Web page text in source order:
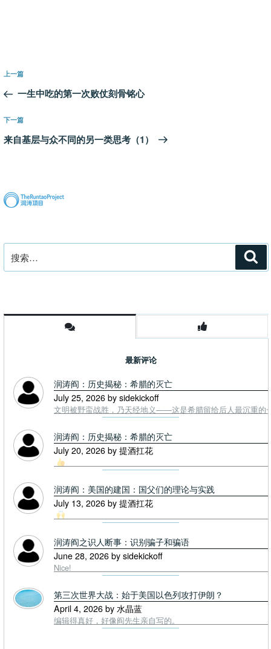
文
导
航
上
一
文
章
上一篇
一生中吃的第一次败仗刻骨铭心
下
一
下一篇
来自基层与众不同的另一类思考（1）
索：
最新评论
润涛阎：历史揭秘：希腊的灭亡
July 25, 2026 by sidekickoff
文明被野蛮战胜，乃天经地义——这是希腊留给后人最沉重的
润涛阎：历史揭秘：希腊的灭亡
July 20, 2026 by 提酒扛花
润涛阎：美国的建国：国父们的理论与实践
July 13, 2026 by 提酒扛花
润涛阎之识人断事：识别骗子和骗语
June 28, 2026 by sidekickoff
Nice!
第三次世界大战：始于美国以色列攻打伊朗？
April 4, 2026 by 水晶蓝
编辑得真好，好像阎先生亲自写的。